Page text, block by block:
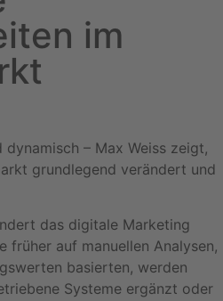
im
– Max Weiss zeigt,
grundlegend verändert und
das digitale Marketing
früher auf manuellen Analysen,
basierten, werden
Systeme ergänzt oder